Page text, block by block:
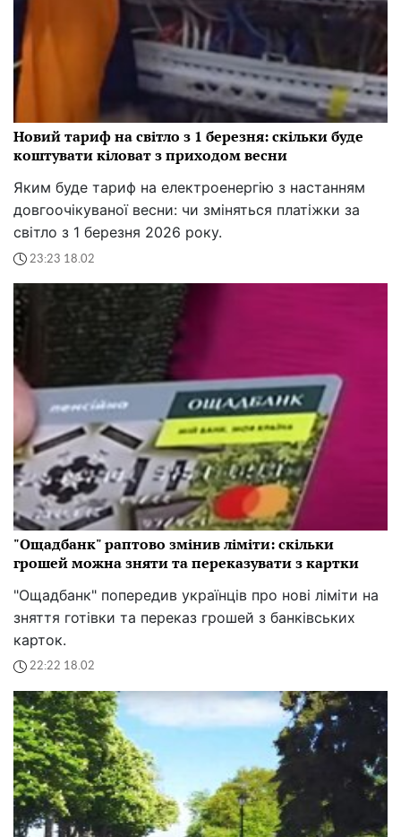
Новий тариф на світло з 1 березня: скільки буде
коштувати кіловат з приходом весни
Яким буде тариф на електроенергію з настанням
довгоочікуваної весни: чи зміняться платіжки за
світло з 1 березня 2026 року.
23:23 18.02
"Ощадбанк" раптово змінив ліміти: скільки
грошей можна зняти та переказувати з картки
"Ощадбанк" попередив українців про нові ліміти на
зняття готівки та переказ грошей з банківських
карток.
22:22 18.02